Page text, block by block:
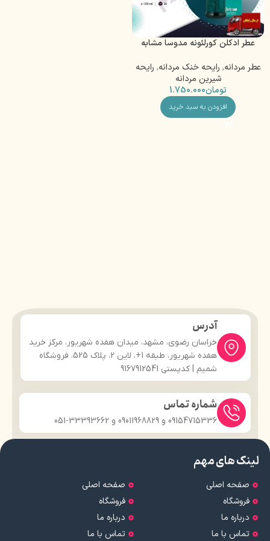
عطر ادکلن کورلئونه مدوسا مشابه
عطر مردانه, رایحه خنک مردانه, رایحه
شیرین مردانه
تومان1.750.000
افزودن به سبد خرید
آدرس
خراسان رضوی، مشهد، میدان هفده شهریور، مرکز خرید
هفده شهریور، طبقه 1+، لاین 2، پلاک 525، فروشگاه
شمیم | کدپستی 9167912541
شماره تماس
09154715336 و 09011968829 و 33393662-051
لینک های مهم
صفحه اصلی
فروشگاه
درباره ما
تماس با ما
صفحه اصلی
فروشگاه
درباره ما
تماس با ما